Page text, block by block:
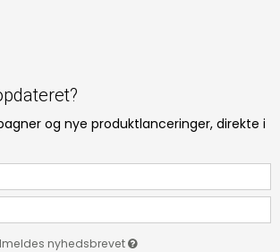
og nye produktlanceringer, direkte i
nyhedsbrevet